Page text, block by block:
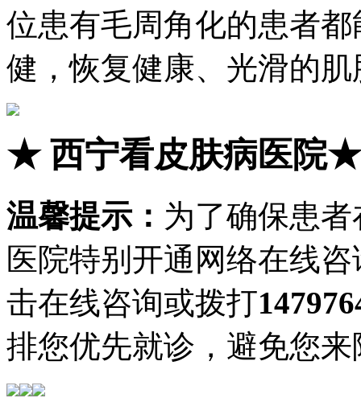
位患有毛周角化的患者
健，恢复健康、光滑的肌
★西宁看皮肤病医院★
温馨提示： 为了确保患
医院特别开通网络在线
击在线咨询或拨打
排您优先就诊，避免您